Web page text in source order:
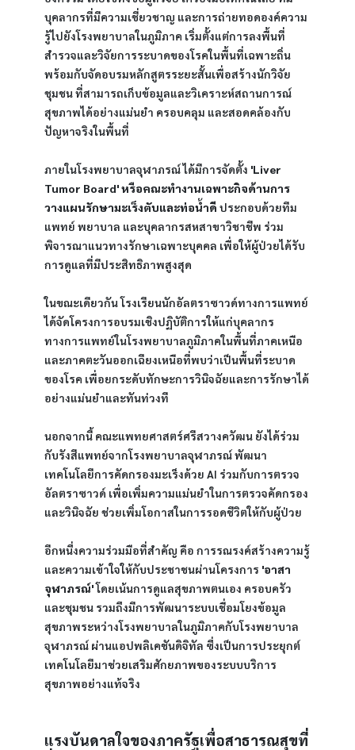
บุคลากรที่มีความเชี่ยวชาญ และการถ่ายทอดองค์ความ
รู้ไปยังโรงพยาบาลในภูมิภาค เริ่มตั้งแต่การลงพื้นที่
สำรวจและวิจัยการระบาดของโรคในพื้นที่เฉพาะถิ่น
พร้อมกับจัดอบรมหลักสูตรระยะสั้นเพื่อสร้างนักวิจัย
ชุมชน ที่สามารถเก็บข้อมูลและวิเคราะห์สถานการณ์
สุขภาพได้อย่างแม่นยำ ครอบคลุม และสอดคล้องกับ
ปัญหาจริงในพื้นที่
ภายในโรงพยาบาลจุฬาภรณ์ ได้มีการจัดตั้ง 'Liver
Tumor Board' หรือคณะทำงานเฉพาะกิจด้านการ
วางแผนรักษามะเร็งตับและท่อน้ำดี ประกอบด้วยทีม
แพทย์ พยาบาล และบุคลากรสหสาขาวิชาชีพ ร่วม
พิจารณาแนวทางรักษาเฉพาะบุคคล เพื่อให้ผู้ป่วยได้รับ
การดูแลที่มีประสิทธิภาพสูงสุด
ในขณะเดียวกัน โรงเรียนนักอัลตราซาวด์ทางการแพทย์
ได้จัดโครงการอบรมเชิงปฏิบัติการให้แก่บุคลากร
ทางการแพทย์ในโรงพยาบาลภูมิภาคในพื้นที่ภาคเหนือ
และภาคตะวันออกเฉียงเหนือที่พบว่าเป็นพื้นที่ระบาด
ของโรค เพื่อยกระดับทักษะการวินิจฉัยและการรักษาได้
อย่างแม่นยำและทันท่วงที
นอกจากนี้ คณะแพทยศาสตร์ศรีสวางควัฒน ยังได้ร่วม
กับรังสีแพทย์จากโรงพยาบาลจุฬาภรณ์ พัฒนา
เทคโนโลยีการคัดกรองมะเร็งด้วย AI ร่วมกับการตรวจ
อัลตราซาวด์ เพื่อเพิ่มความแม่นยำในการตรวจคัดกรอง
และวินิจฉัย ช่วยเพิ่มโอกาสในการรอดชีวิตให้กับผู้ป่วย
อีกหนึ่งความร่วมมือที่สำคัญ คือ การรณรงค์สร้างความรู้
และความเข้าใจให้กับประชาชนผ่านโครงการ 'อาสา
จุฬาภรณ์' โดยเน้นการดูแลสุขภาพตนเอง ครอบครัว
และชุมชน รวมถึงมีการพัฒนาระบบเชื่อมโยงข้อมูล
สุขภาพระหว่างโรงพยาบาลในภูมิภาคกับโรงพยาบาล
จุฬาภรณ์ ผ่านแอปพลิเคชันดิจิทัล ซึ่งเป็นการประยุกต์
เทคโนโลยีมาช่วยเสริมศักยภาพของระบบบริการ
สุขภาพอย่างแท้จริง
แรงบันดาลใจของภาครัฐเพื่อสาธารณสุขที่